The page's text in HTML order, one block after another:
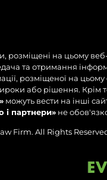
на цьому веб-
та отримання
розміщеної на
або рішення. Крім
можуть вести на інші
і партнери»не
Firm. All Rights